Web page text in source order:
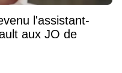
l'assistant-
aux JO de